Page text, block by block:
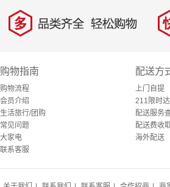
多 品类齐全，轻松购物 快
购物指南
购物流程
会员介绍
生活旅行/团购
常见问题
大家电
联系客服
配送方
上门自提
211限时达
配送服务
配送费收
海外配送